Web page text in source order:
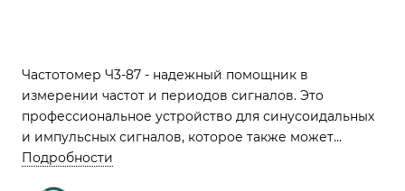
Частотомер Ч3-87 - надежный помощник в
измерении частот и периодов сигналов. Это
профессиональное устройство для синусоидальных
и импульсных сигналов, которое также может
измерять длительность импульсов и интервалы
Подробности